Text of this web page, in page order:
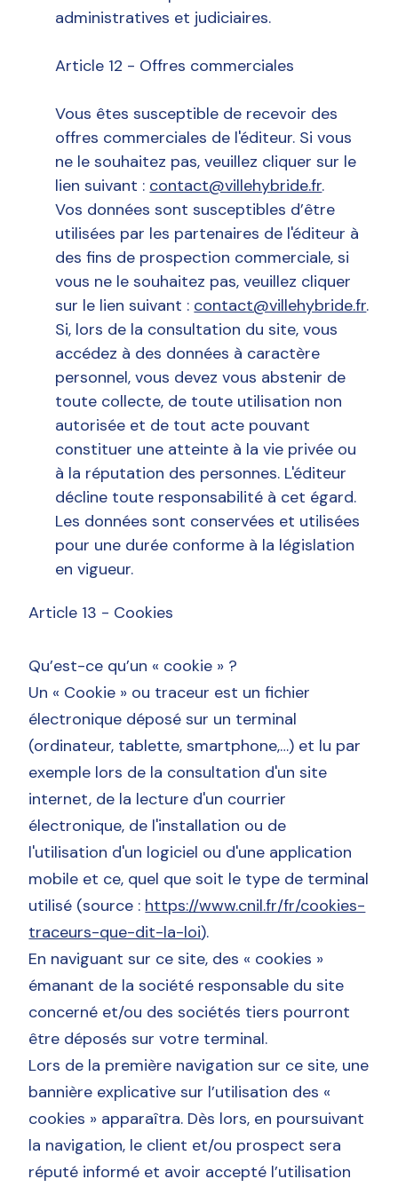
administratives et judiciaires.
Article 12 - Offres commerciales
Vous êtes susceptible de recevoir des
offres commerciales de l'éditeur. Si vous
ne le souhaitez pas, veuillez cliquer sur le
lien suivant : contact@villehybride.fr.
Vos données sont susceptibles d’être
utilisées par les partenaires de l'éditeur à
des fins de prospection commerciale, si
vous ne le souhaitez pas, veuillez cliquer
sur le lien suivant : contact@villehybride.fr.
Si, lors de la consultation du site, vous
accédez à des données à caractère
personnel, vous devez vous abstenir de
toute collecte, de toute utilisation non
autorisée et de tout acte pouvant
constituer une atteinte à la vie privée ou
à la réputation des personnes. L'éditeur
décline toute responsabilité à cet égard.
Les données sont conservées et utilisées
pour une durée conforme à la législation
en vigueur.
Article 13 - Cookies
Qu’est-ce qu’un « cookie » ?
Un « Cookie » ou traceur est un fichier
électronique déposé sur un terminal
(ordinateur, tablette, smartphone,…) et lu par
exemple lors de la consultation d'un site
internet, de la lecture d'un courrier
électronique, de l'installation ou de
l'utilisation d'un logiciel ou d'une application
mobile et ce, quel que soit le type de terminal
utilisé (source : https://www.cnil.fr/fr/cookies-
traceurs-que-dit-la-loi).
En naviguant sur ce site, des « cookies »
émanant de la société responsable du site
concerné et/ou des sociétés tiers pourront
être déposés sur votre terminal.
Lors de la première navigation sur ce site, une
bannière explicative sur l’utilisation des «
cookies » apparaîtra. Dès lors, en poursuivant
la navigation, le client et/ou prospect sera
réputé informé et avoir accepté l’utilisation